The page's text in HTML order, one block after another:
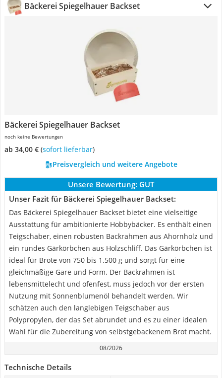
Bäckerei Spiegelhauer Backset
Bäckerei Spiegelhauer Backset
noch keine Bewertungen
ab 34,00 € ( Sofort lieferbar)
Preisvergleich und weitere Angebote
Unsere Bewertung: GUT
Unser Fazit für Bäckerei Spiegelhauer Backset:
Das Bäckerei Spiegelhauer Backset bietet eine vielseitige
Ausstattung für ambitionierte Hobbybäcker. Es enthält einen
Teigschaber, einen robusten Backrahmen aus Ahornholz und
ein rundes Gärkörbchen aus Holzschliff. Das Gärkörbchen ist
ideal für Brote von 750 bis 1.500 g und sorgt für eine
gleichmäßige Gare und Form. Der Backrahmen ist
lebensmittelecht und ofenfest, muss jedoch vor der ersten
Nutzung mit Sonnenblumenöl behandelt werden. Wir
schätzen auch den langlebigen Teigschaber aus
Polypropylen, der das Set abrundet und es zu einer idealen
Wahl für die Zubereitung von selbstgebackenem Brot macht.
08/2026
Technische Details